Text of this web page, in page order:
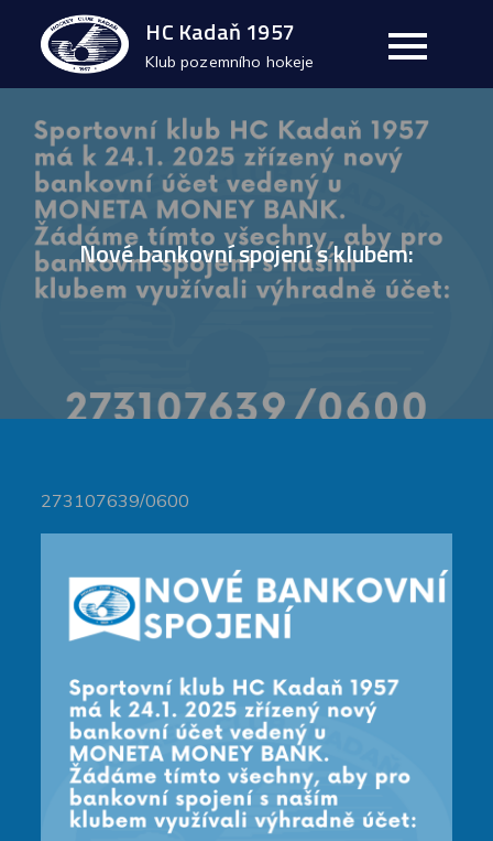
content
HC Kadaň 1957
Klub pozemního hokeje
Nové bankovní spojení s klubem:
273107639/0600